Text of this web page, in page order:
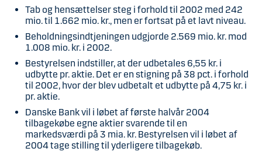
Tab og hensættelser steg i forhold til 2002 med 242
mio. til 1.662 mio. kr., men er fortsat på et lavt niveau.
Beholdningsindtjeningen udgjorde 2.569 mio. kr. mod
1.008 mio. kr. i 2002.
Bestyrelsen indstiller, at der udbetales 6,55 kr. i
udbytte pr. aktie. Det er en stigning på 38 pct. i forhold
til 2002, hvor der blev udbetalt et udbytte på 4,75 kr. i
pr. aktie.
Danske Bank vil i løbet af første halvår 2004
tilbagekøbe egne aktier svarende til en
markedsværdi på 3 mia. kr. Bestyrelsen vil i løbet af
2004 tage stilling til yderligere tilbagekøb.